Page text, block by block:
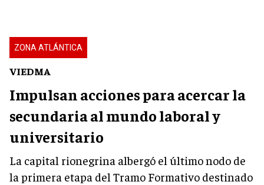
ZONA ATLÁNTICA
VIEDMA
Impulsan acciones para acercar la
secundaria al mundo laboral y
universitario
La capital rionegrina albergó el último nodo de
la primera etapa del Tramo Formativo destinado